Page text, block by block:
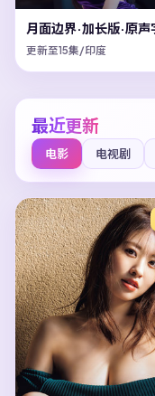
月面边界·加长版·原声
更新至15集/印度
最近更新
电影 电视剧